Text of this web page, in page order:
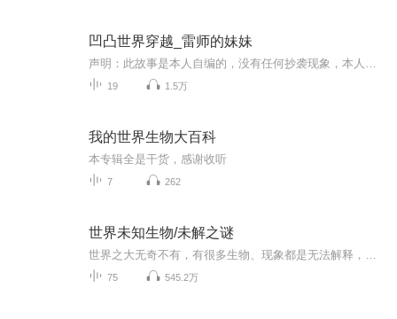
凹凸世界穿越_雷师的妹妹
19 1.5万
我的世界生物大百科
本专辑全是干货，感谢收听
7 262
世界未知生物/未解之谜
75 545.2万